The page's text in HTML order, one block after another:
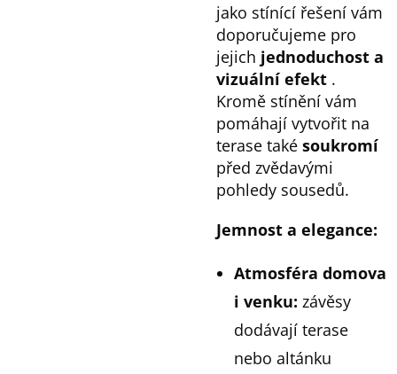
jako stínící řešení vám
doporučujeme pro
jejich jednoduchost a
vizuální efekt .
Kromě stínění vám
pomáhají vytvořit na
terase také soukromí
před zvědavými
pohledy sousedů.
Jemnost a elegance:
Atmosféra domova
i venku: závěsy
dodávají terase
nebo altánku